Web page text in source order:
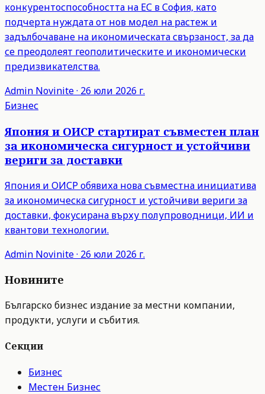
конкурентоспособността на ЕС в София, като
подчерта нуждата от нов модел на растеж и
задълбочаване на икономическата свързаност, за да
се преодолеят геополитическите и икономически
предизвикателства.
Admin Novinite· 26 юли 2026 г.
Бизнес
Япония и ОИСР стартират съвместен план
за икономическа сигурност и устойчиви
вериги за доставки
Япония и ОИСР обявиха нова съвместна инициатива
за икономическа сигурност и устойчиви вериги за
доставки, фокусирана върху полупроводници, ИИ и
квантови технологии.
Admin Novinite· 26 юли 2026 г.
Новините
Българско бизнес издание за местни компании,
продукти, услуги и събития.
Секции
Бизнес
Местен Бизнес